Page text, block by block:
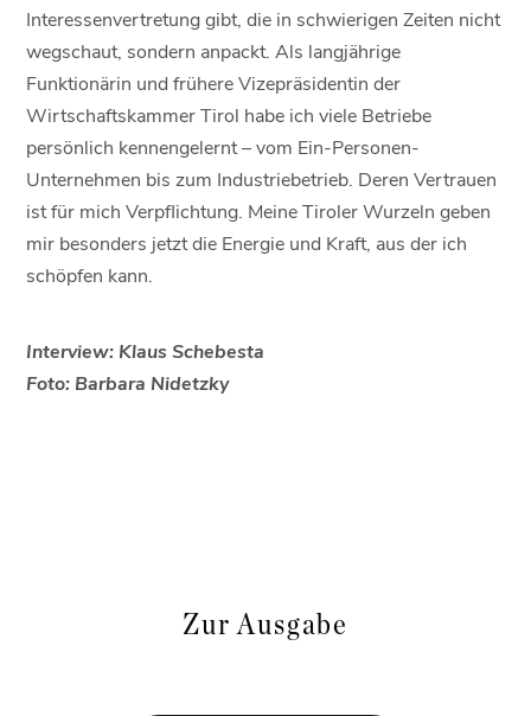
Interessenvertretung gibt, die in schwierigen Zeiten nicht
wegschaut, sondern anpackt. Als langjährige
Funktionärin und frühere Vizepräsidentin der
Wirtschaftskammer Tirol habe ich viele Betriebe
persönlich kennengelernt – vom Ein-Personen-
Unternehmen bis zum Industriebetrieb. Deren Vertrauen
ist für mich Verpflichtung. Meine Tiroler Wurzeln geben
mir besonders jetzt die Energie und Kraft, aus der ich
schöpfen kann.
Interview: Klaus Schebesta
Foto: Barbara Nidetzky
Zur Ausgabe